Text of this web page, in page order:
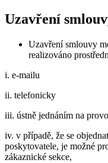
Uzavření
Uzavření smlouvy
realizováno
i. e-mailu
ii. telefonicky
iii. ústně jednáním na
iv. v případě, že se
poskytovatele, je možné
zákaznické sekce,